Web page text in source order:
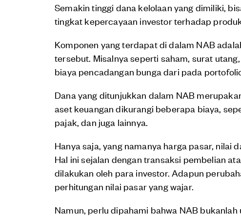
Semakin tinggi dana kelolaan yang dimiliki,
tingkat kepercayaan investor terhadap
Komponen yang terdapat di dalam NAB
tersebut. Misalnya seperti saham, surat
biaya pencadangan bunga dari pada
Dana yang ditunjukkan dalam NAB
aset keuangan dikurangi beberapa biaya,
pajak, dan juga lainnya.
Hanya saja, yang namanya harga pasar, nilai
Hal ini sejalan dengan transaksi pembelian
dilakukan oleh para investor. Adapun
perhitungan nilai pasar yang wajar.
Namun, perlu dipahami bahwa NAB